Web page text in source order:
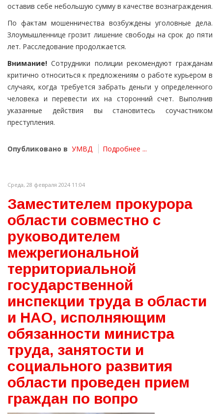
оставив себе небольшую сумму в качестве вознаграждения.
По фактам мошенничества возбуждены уголовные дела.
Злоумышленнице грозит лишение свободы на срок до пяти
лет. Расследование продолжается.
Внимание! Сотрудники полиции рекомендуют гражданам
критично относиться к предложениям о работе курьером в
случаях, когда требуется забрать деньги у определенного
человека и перевести их на сторонний счет. Выполнив
указанные действия вы становитесь соучастником
преступления.
Опубликовано в УМВД Подробнее ...
Среда, 28 февраля 2024 11:04
Заместителем прокурора
области совместно с
руководителем
межрегиональной
территориальной
государственной
инспекции труда в области
и НАО, исполняющим
обязанности министра
труда, занятости и
социального развития
области проведен прием
граждан по вопро